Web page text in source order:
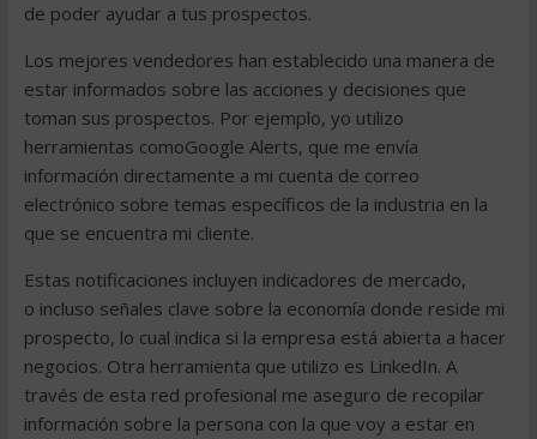
de poder ayudar a tus prospectos.
Los mejores vendedores han establecido una manera de
estar informados sobre las acciones y decisiones que
toman sus prospectos. Por ejemplo, yo utilizo
herramientas comoGoogle Alerts, que me envía
información directamente a mi cuenta de correo
electrónico sobre temas específicos de la industria en la
que se encuentra mi cliente.
Estas notificaciones incluyen indicadores de mercado,
o incluso señales clave sobre la economía donde reside mi
prospecto, lo cual indica si la empresa está abierta a hacer
negocios. Otra herramienta que utilizo es LinkedIn. A
través de esta red profesional me aseguro de recopilar
información sobre la persona con la que voy a estar en